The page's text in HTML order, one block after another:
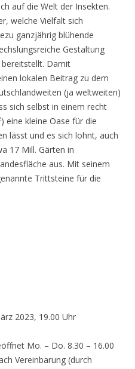
auf die Welt der Insekten.
welche Vielfalt sich
ganzjährig blühende
Gestaltung
Damit
lokalen Beitrag zu dem
(ja weltweiten)
sich selbst in einem recht
eine kleine Oase für die
lässt und es sich lohnt, auch
17 Mill. Gärten in
aus. Mit seinem
Trittsteine für die
2023, 19.00 Uhr
Mo. – Do. 8.30 – 16.00
Vereinbarung (durch